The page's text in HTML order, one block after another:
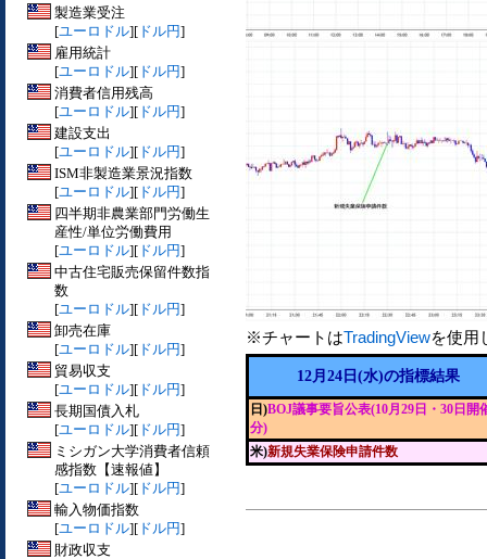
製造業受注
[ユーロドル][ ドル円]
雇用統計
[ユーロドル][ ドル円]
消費者信用残高
[ユーロドル][ ドル円]
建設支出
[ユーロドル][ ドル円]
ISM非製造業景況指数
[ユーロドル][ ドル円]
四半期非農業部門労働生
産性/単位労働費用
[ユーロドル][ ドル円]
中古住宅販売保留件数指
数
[ユーロドル][ ドル円]
卸売在庫
[ユーロドル][ ドル円]
貿易収支
[ユーロドル][ ドル円]
長期国債入札
[ユーロドル][ ドル円]
ミシガン大学消費者信頼
感指数【速報値】
[ユーロドル][ ドル円]
輸入物価指数
[ユーロドル][ ドル円]
財政収支
※チャートはTradingViewを使用
12月24日(水)の指標結果
日)BOJ議事要旨公表(10月29日・30日開
分)
米)新規失業保険申請件数